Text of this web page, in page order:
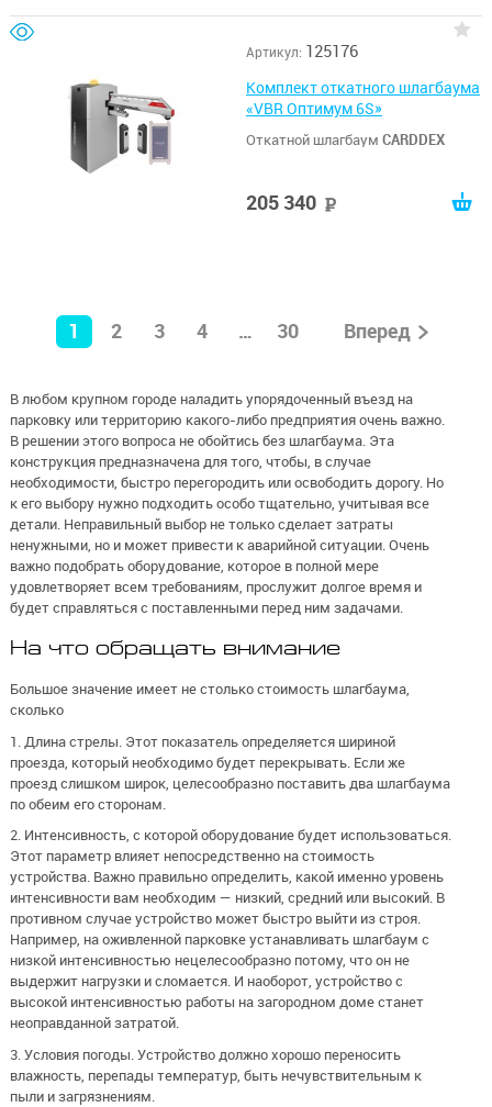
Артикул: 125176
Комплект откатного шлагбаума
«VBR Оптимум 6S»
Откатной шлагбаум CARDDEX
205 340
1 2 3 4 … 30 Вперед
В любом крупном городе наладить упорядоченный въезд на
парковку или территорию какого-либо предприятия очень важно.
В решении этого вопроса не обойтись без шлагбаума. Эта
конструкция предназначена для того, чтобы, в случае
необходимости, быстро перегородить или освободить дорогу. Но
к его выбору нужно подходить особо тщательно, учитывая все
детали. Неправильный выбор не только сделает затраты
ненужными, но и может привести к аварийной ситуации. Очень
важно подобрать оборудование, которое в полной мере
удовлетворяет всем требованиям, прослужит долгое время и
будет справляться с поставленными перед ним задачами.
На что обращать внимание
Большое значение имеет не столько стоимость шлагбаума,
сколько
1. Длина стрелы. Этот показатель определяется шириной
проезда, который необходимо будет перекрывать. Если же
проезд слишком широк, целесообразно поставить два шлагбаума
по обеим его сторонам.
2. Интенсивность, с которой оборудование будет использоваться.
Этот параметр влияет непосредственно на стоимость
устройства. Важно правильно определить, какой именно уровень
интенсивности вам необходим — низкий, средний или высокий. В
противном случае устройство может быстро выйти из строя.
Например, на оживленной парковке устанавливать шлагбаум с
низкой интенсивностью нецелесообразно потому, что он не
выдержит нагрузки и сломается. И наоборот, устройство с
высокой интенсивностью работы на загородном доме станет
неоправданной затратой.
3. Условия погоды. Устройство должно хорошо переносить
влажность, перепады температур, быть нечувствительным к
пыли и загрязнениям.